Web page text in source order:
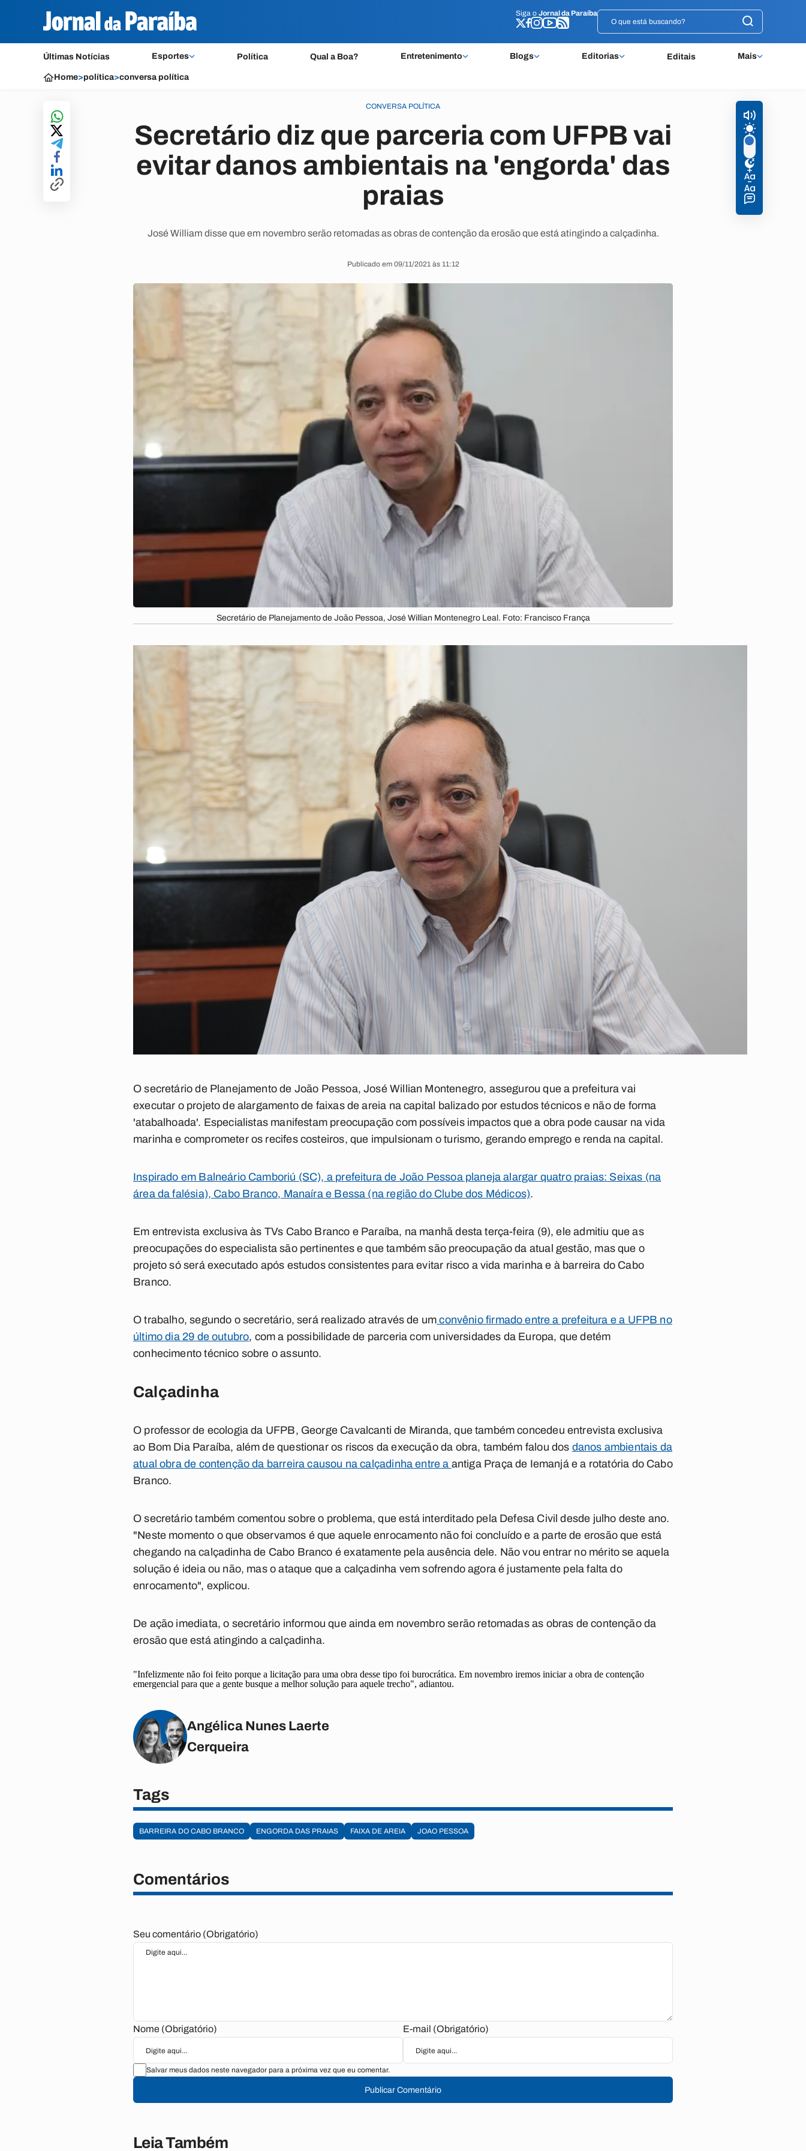
Siga o Jornal da Paraíba
Últimas Notícias Esportes Política Qual a Boa? Entretenimento Blogs Editorias Editais Mais
Siga o Jornal da Paraíba
Home>política>conversa política
CONVERSA POLÍTICA
Secretário diz que parceria com UFPB vai
evitar danos ambientais na 'engorda' das
praias
José William disse que em novembro serão retomadas as obras de contenção da erosão que está atingindo a calçadinha.
Publicado em 09/11/2021 às 11:12
Secretário de Planejamento de João Pessoa, José Willian Montenegro Leal. Foto: Francisco França
O secretário de Planejamento de João Pessoa, José Willian Montenegro, assegurou que a prefeitura vai
executar o projeto de alargamento de faixas de areia na capital balizado por estudos técnicos e não de forma
'atabalhoada'. Especialistas manifestam preocupação com possíveis impactos que a obra pode causar na vida
marinha e comprometer os recifes costeiros, que impulsionam o turismo, gerando emprego e renda na capital.
Inspirado em Balneário Camboriú (SC), a prefeitura de João Pessoa planeja alargar quatro praias: Seixas (na
área da falésia), Cabo Branco, Manaíra e Bessa (na região do Clube dos Médicos).
Em entrevista exclusiva às TVs Cabo Branco e Paraíba, na manhã desta terça-feira (9), ele admitiu que as
preocupações do especialista são pertinentes e que também são preocupação da atual gestão, mas que o
projeto só será executado após estudos consistentes para evitar risco a vida marinha e à barreira do Cabo
Branco.
O trabalho, segundo o secretário, será realizado através de um convênio firmado entre a prefeitura e a UFPB no
último dia 29 de outubro, com a possibilidade de parceria com universidades da Europa, que detém
conhecimento técnico sobre o assunto.
Calçadinha
O professor de ecologia da UFPB, George Cavalcanti de Miranda, que também concedeu entrevista exclusiva
ao Bom Dia Paraíba, além de questionar os riscos da execução da obra, também falou dos danos ambientais da
atual obra de contenção da barreira causou na calçadinha entre a antiga Praça de Iemanjá e a rotatória do Cabo
Branco.
O secretário também comentou sobre o problema, que está interditado pela Defesa Civil desde julho deste ano.
"Neste momento o que observamos é que aquele enrocamento não foi concluído e a parte de erosão que está
chegando na calçadinha de Cabo Branco é exatamente pela ausência dele. Não vou entrar no mérito se aquela
solução é ideia ou não, mas o ataque que a calçadinha vem sofrendo agora é justamente pela falta do
enrocamento", explicou.
De ação imediata, o secretário informou que ainda em novembro serão retomadas as obras de contenção da
erosão que está atingindo a calçadinha.
"Infelizmente não foi feito porque a licitação para uma obra desse tipo foi burocrática. Em novembro iremos iniciar a obra de contenção
emergencial para que a gente busque a melhor solução para aquele trecho", adiantou.
Angélica Nunes Laerte
Cerqueira
Tags
BARREIRA DO CABO BRANCO ENGORDA DAS PRAIAS FAIXA DE AREIA JOAO PESSOA
Comentários
Seu comentário (Obrigatório)
Nome (Obrigatório) E-mail (Obrigatório)
Salvar meus dados neste navegador para a próxima vez que eu comentar.
Publicar Comentário
Leia Também